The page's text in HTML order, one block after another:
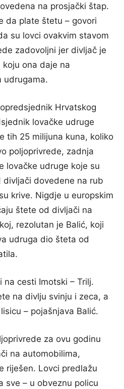
na prosjački štap.
da plate štetu – govori
su lovci ovakvim stavom
zadovoljni jer divljač je
ona daje na
udrugama.
Hrvatskog
lovačke udruge
tih 25 milijuna kuna, koliko
poljoprivrede, zadnja
lovačke udruge koje su
dovedene na rub
krive. Nigdje u europskim
štete od divljači na
rezolutan je Balić, koji
udruga dio šteta od
cesti Imotski – Trilj.
na divlju svinju i zeca, a
– pojašnjava Balić.
za ovu godinu
na automobilima,
riješen. Lovci predlažu
sve – u obveznu policu